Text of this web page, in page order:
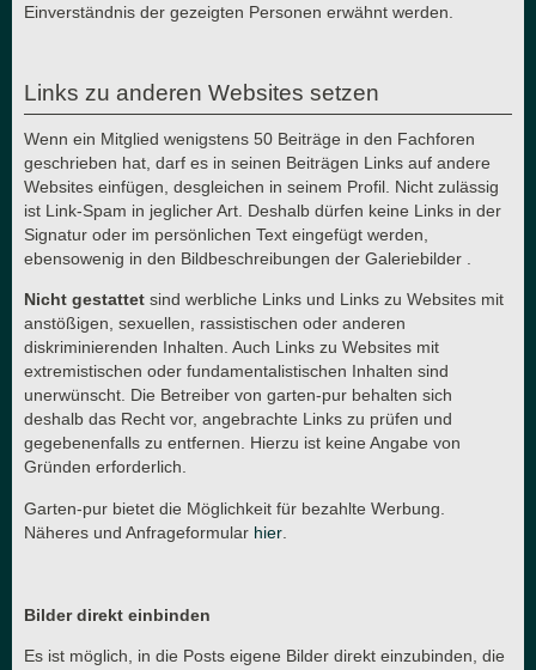
Einverständnis der gezeigten Personen erwähnt werden.
Links zu anderen Websites setzen
Wenn ein Mitglied wenigstens 50 Beiträge in den Fachforen
geschrieben hat, darf es in seinen Beiträgen Links auf andere
Websites einfügen, desgleichen in seinem Profil. Nicht zulässig
ist Link-Spam in jeglicher Art. Deshalb dürfen keine Links in der
Signatur oder im persönlichen Text eingefügt werden,
ebensowenig in den Bildbeschreibungen der Galeriebilder .
Nicht gestattet sind werbliche Links und Links zu Websites mit
anstößigen, sexuellen, rassistischen oder anderen
diskriminierenden Inhalten. Auch Links zu Websites mit
extremistischen oder fundamentalistischen Inhalten sind
unerwünscht. Die Betreiber von garten-pur behalten sich
deshalb das Recht vor, angebrachte Links zu prüfen und
gegebenenfalls zu entfernen. Hierzu ist keine Angabe von
Gründen erforderlich.
Garten-pur bietet die Möglichkeit für bezahlte Werbung.
Näheres und Anfrageformular hier
Bilder direkt einbinden
Es ist möglich, in die Posts eigene Bilder direkt einzubinden, die